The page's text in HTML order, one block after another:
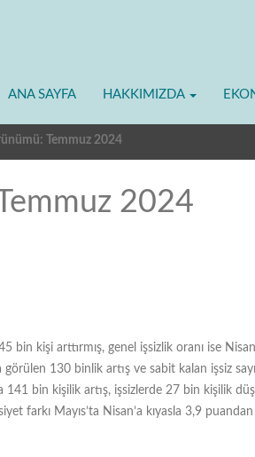
ANA SAYFA HAKKIMIZDA
Temmuz 2024
2024
kişi arttırmış, genel işsizlik oranı ise
görülen 130 binlik artış ve sabit kalan işsiz
bin kişilik artış, işsizlerde 27 bin kişilik
farkı Mayıs’ta Nisan’a kıyasla 3,9